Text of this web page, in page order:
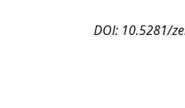
DOI: 10.5281/